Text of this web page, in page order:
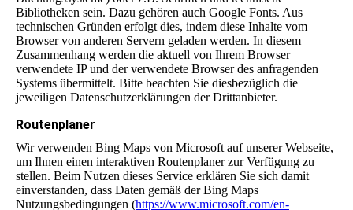
Bibliotheken sein. Dazu gehören auch Google Fonts. Aus
technischen Gründen erfolgt dies, indem diese Inhalte vom
Browser von anderen Servern geladen werden. In diesem
Zusammenhang werden die aktuell von Ihrem Browser
verwendete IP und der verwendete Browser des anfragenden
Systems übermittelt. Bitte beachten Sie diesbezüglich die
jeweiligen Datenschutzerklärungen der Drittanbieter.
Routenplaner
Wir verwenden Bing Maps von Microsoft auf unserer Webseite,
um Ihnen einen interaktiven Routenplaner zur Verfügung zu
stellen. Beim Nutzen dieses Service erklären Sie sich damit
einverstanden, dass Daten gemäß der Bing Maps
Nutzungsbedingungen (https://www.microsoft.com/en-